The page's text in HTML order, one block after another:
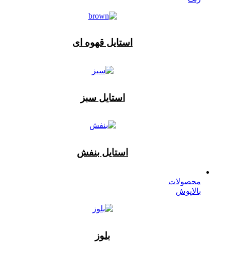
استایل قهوه ای
استایل سبز
استایل بنفش
محصولات
بالاپوش
بلوز